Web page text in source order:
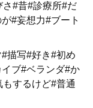
さ#昔#診療所#だ
#妄想力#ブート
描写#好き#初め
ブ#ベランダ#か
するけど#普通